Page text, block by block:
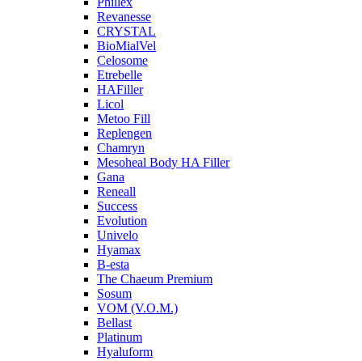
Revanesse
CRYSTAL
BioMialVel
Celosome
Etrebelle
HAFiller
Licol
Metoo Fill
Replengen
Chamryn
Mesoheal Body HA Filler
Gana
Reneall
Success
Evolution
Univelo
Hyamax
B-esta
The Chaeum Premium
Sosum
VOM (V.O.M.)
Bellast
Platinum
Hyaluform